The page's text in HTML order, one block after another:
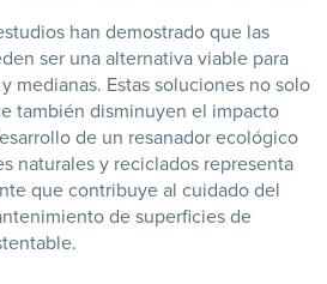
han demostrado que las
ser una alternativa viable para
medianas. Estas soluciones no solo
también disminuyen el impacto
de un resanador ecológico
naturales y reciclados representa
que contribuye al cuidado del
de superficies de